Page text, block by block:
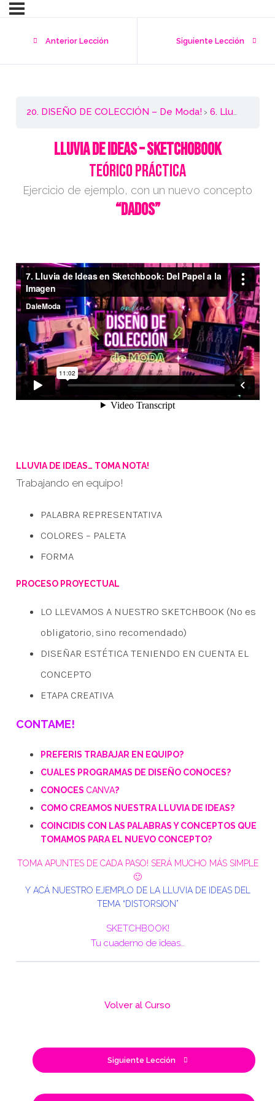
Anterior Lección Siguiente Lección
20. DISEÑO DE COLECCIÓN – De Moda! 6. Lluvia de Ideas – Sketchbook – Teórico Práctico
LLUVIA DE IDEAS – SKETCHOBOOK
Teórico Práctica
Ejercicio de ejemplo, con un nuevo concepto
“DADOS”
LLUVIA DE IDEAS… TOMA NOTA!
Trabajando en equipo!
PALABRA REPRESENTATIVA
COLORES – PALETA
FORMA
PROCESO PROYECTUAL
LO LLEVAMOS A NUESTRO SKETCHBOOK (No es
obligatorio, sino recomendado)
DISEÑAR ESTÉTICA TENIENDO EN CUENTA EL
CONCEPTO
ETAPA CREATIVA
CONTAME!
PREFERIS TRABAJAR EN EQUIPO?
CUALES PROGRAMAS DE DISEÑO CONOCES?
CONOCES CANVA?
COMO CREAMOS NUESTRA LLUVIA DE IDEAS?
COINCIDIS CON LAS PALABRAS Y CONCEPTOS QUE
TOMAMOS PARA EL NUEVO CONCEPTO?
TOMA APUNTES DE CADA PASO! SERÁ MUCHO MÁS SIMPLE
🙂
Y ACÁ NUESTRO EJEMPLO DE LA LLUVIA DE IDEAS DEL
TEMA “DISTORSION”
SKETCHBOOK!
Tu cuaderno de ideas…
Volver al Curso
Siguiente Lección